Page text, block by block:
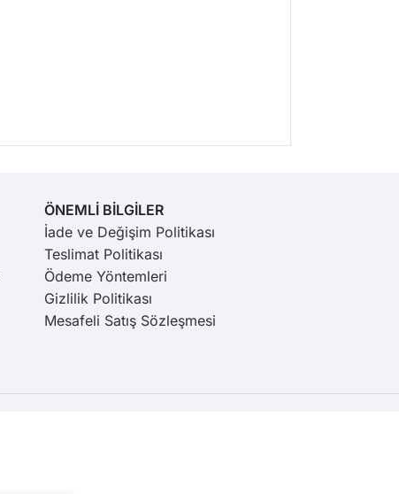
ÖNEMLİ BİLGİLER
İade ve Değişim Politikası
Teslimat Politikası
Ödeme Yöntemleri
Gizlilik Politikası
Mesafeli Satış Sözleşmesi